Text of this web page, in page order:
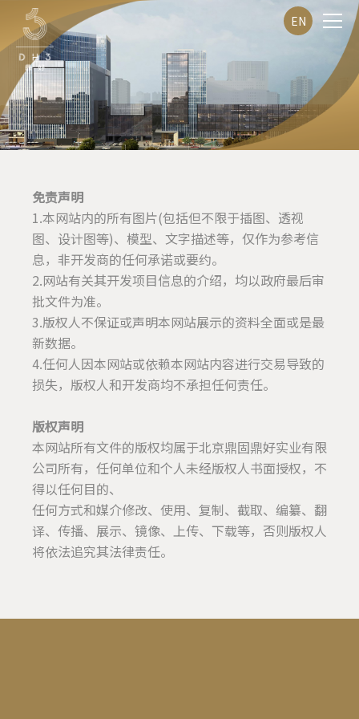
EN
免责声明
1.本网站内的所有图片(包括但不限于插图、透视
图、设计图等)、模型、文字描述等，仅作为参考信
息，非开发商的任何承诺或要约。
2.网站有关其开发项目信息的介绍，均以政府最后审
批文件为准。
3.版权人不保证或声明本网站展示的资料全面或是最
新数据。
4.任何人因本网站或依赖本网站内容进行交易导致的
损失，版权人和开发商均不承担任何责任。
版权声明
本网站所有文件的版权均属于北京鼎固鼎好实业有限
公司所有，任何单位和个人未经版权人书面授权，不
得以任何目的、
任何方式和媒介修改、使用、复制、截取、编纂、翻
译、传播、展示、镜像、上传、下载等，否则版权人
将依法追究其法律责任。